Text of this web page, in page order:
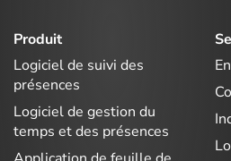
Produit
Logiciel de suivi des
présences
Logiciel de gestion du
temps et des présences